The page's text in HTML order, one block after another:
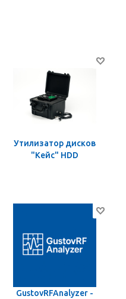
Утилизатор дисков
"Кейс" HDD
GustovRFAnalyzer -